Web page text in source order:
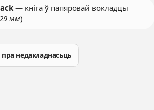
— кніга ў папяровай вокладцы
мм)
пра недакладнасьць